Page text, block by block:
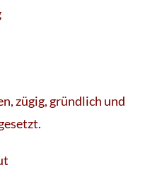
zügig, gründlich und